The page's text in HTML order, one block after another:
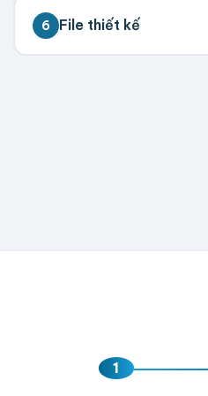
💡 Đặt càng nhiều giá
6 File thiết kế
1